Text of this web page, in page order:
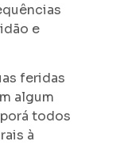
e
feridas
algum
todos
à